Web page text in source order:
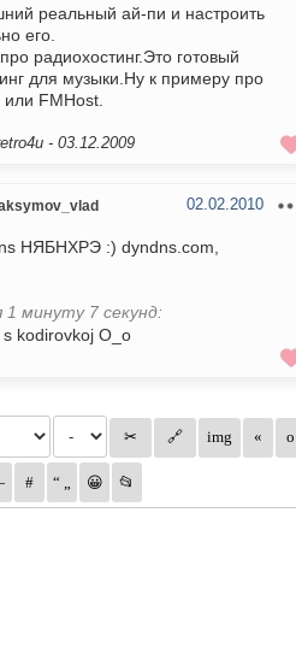
реальный ай-пи и настроить
его.
радиохостинг.Это готовый
для музыки.Ну к примеру про
FMHost.
- 03.12.2009
02.02.2010
НЯБНХРЭ :) dyndns.com,
1 минуту 7 секунд:
kodirovkoj O_o